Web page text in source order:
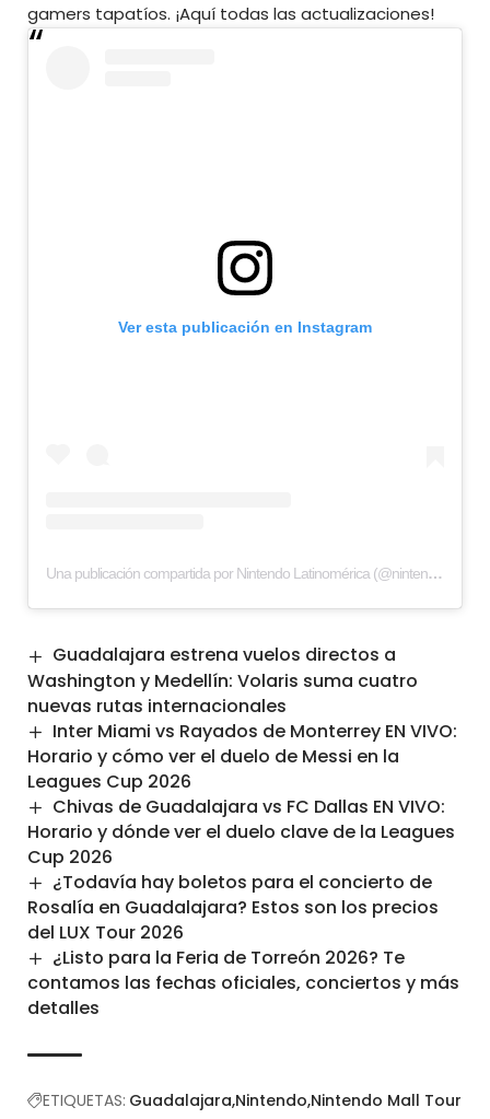
gamers tapatíos. ¡Aquí todas las actualizaciones!
Ver esta publicación en Instagram
Una publicación compartida por Nintendo Latinomérica (@nintendolatam)
Guadalajara estrena vuelos directos a
Washington y Medellín: Volaris suma cuatro
nuevas rutas internacionales
Inter Miami vs Rayados de Monterrey EN VIVO:
Horario y cómo ver el duelo de Messi en la
Leagues Cup 2026
Chivas de Guadalajara vs FC Dallas EN VIVO:
Horario y dónde ver el duelo clave de la Leagues
Cup 2026
¿Todavía hay boletos para el concierto de
Rosalía en Guadalajara? Estos son los precios
del LUX Tour 2026
¿Listo para la Feria de Torreón 2026? Te
contamos las fechas oficiales, conciertos y más
detalles
ETIQUETAS: Guadalajara Nintendo Nintendo Mall Tour